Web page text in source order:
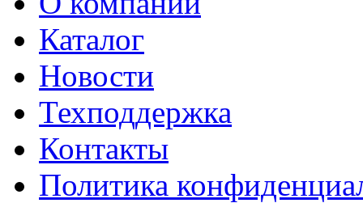
Каталог
Новости
Техподдержка
Контакты
Политика